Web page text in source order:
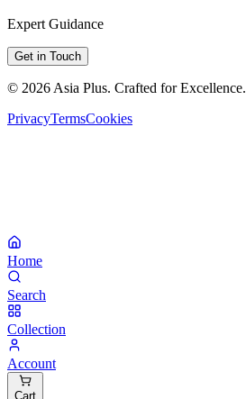
Expert Guidance
Get in Touch
© 2026 Asia Plus. Crafted for Excellence.
PrivacyTermsCookies
Home
Search
Collection
Account
Cart